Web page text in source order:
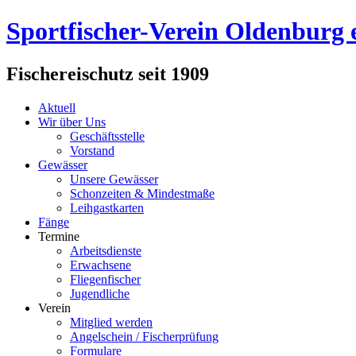
Sportfischer-Verein Oldenburg
Fischereischutz seit 1909
Aktuell
Wir über Uns
Geschäftsstelle
Vorstand
Gewässer
Unsere Gewässer
Schonzeiten & Mindestmaße
Leihgastkarten
Fänge
Termine
Arbeitsdienste
Erwachsene
Fliegenfischer
Jugendliche
Verein
Mitglied werden
Angelschein / Fischerprüfung
Formulare